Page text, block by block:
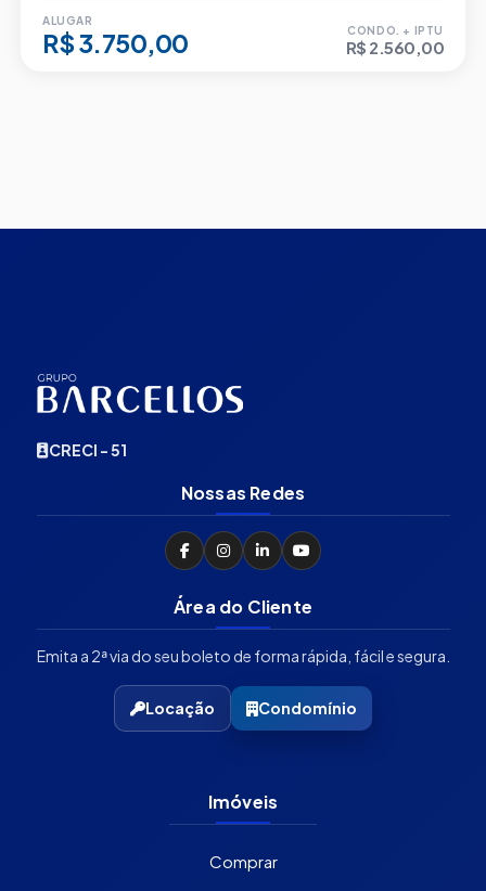
ALUGAR
R$ 3.750,00 CONDO. + IPTU
R$ 2.560,00
CRECI - 51
Nossas Redes
Área do Cliente
Emita a 2ª via do seu boleto de forma rápida, fácil e segura.
Locação Condomínio
Imóveis
Comprar